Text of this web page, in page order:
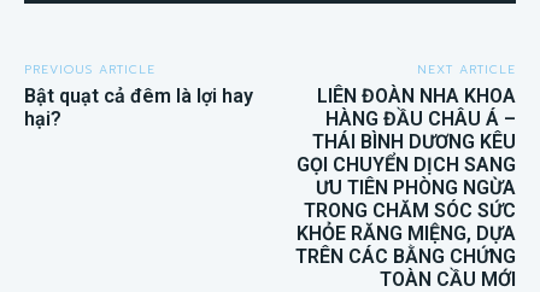
PREVIOUS ARTICLE
Bật quạt cả đêm là lợi hay
hại?
NEXT ARTICLE
LIÊN ĐOÀN NHA KHOA
HÀNG ĐẦU CHÂU Á –
THÁI BÌNH DƯƠNG KÊU
GỌI CHUYỂN DỊCH SANG
ƯU TIÊN PHÒNG NGỪA
TRONG CHĂM SÓC SỨC
KHỎE RĂNG MIỆNG, DỰA
TRÊN CÁC BẰNG CHỨNG
TOÀN CẦU MỚI